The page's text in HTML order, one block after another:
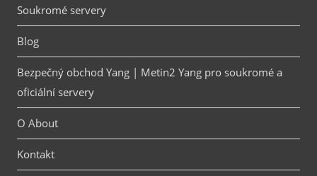
Soukromé servery
Blog
Bezpečný obchod Yang | Metin2 Yang pro soukromé a
oficiální servery
O About
Kontakt